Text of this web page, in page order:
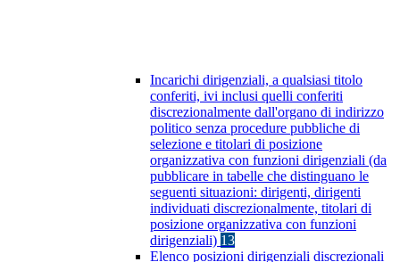
Incarichi dirigenziali, a qualsiasi titolo
conferiti, ivi inclusi quelli conferiti
discrezionalmente dall'organo di indirizzo
politico senza procedure pubbliche di
selezione e titolari di posizione
organizzativa con funzioni dirigenziali (da
pubblicare in tabelle che distinguano le
seguenti situazioni: dirigenti, dirigenti
individuati discrezionalmente, titolari di
posizione organizzativa con funzioni
dirigenziali) 13
Elenco posizioni dirigenziali discrezionali